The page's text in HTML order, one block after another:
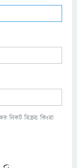
নিকট বিক্রয় কিংবা